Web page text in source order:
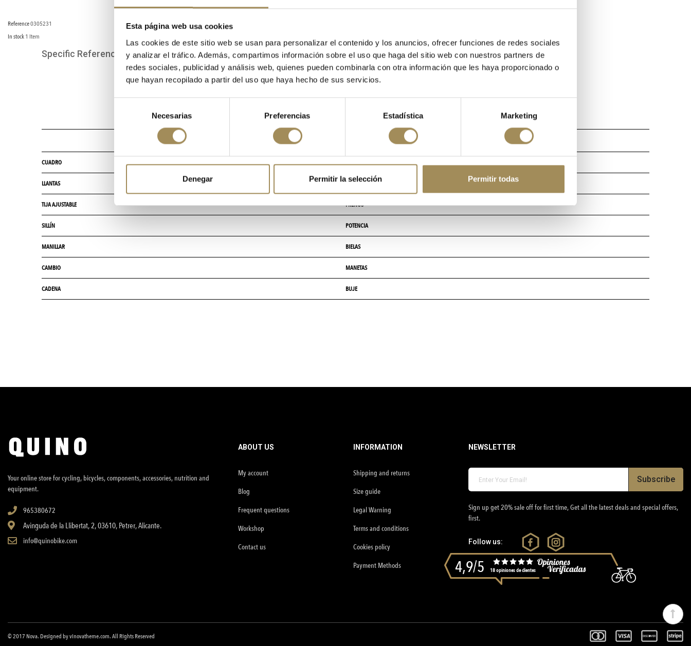
Esta página web usa cookies
Las cookies de este sitio web se usan para personalizar el contenido y los anuncios, ofrecer funciones de redes sociales
y analizar el tráfico. Además, compartimos información sobre el uso que haga del sitio web con nuestros partners de
redes sociales, publicidad y análisis web, quienes pueden combinarla con otra información que les haya proporcionado o
que hayan recopilado a partir del uso que haya hecho de sus servicios.
consentimiento
Necesarias Preferencias Estadística Marketing
Denegar Permitir la selección Permitir todas
Reference0305231
In stock1 Item
Specific References
BICICLETA CANNONDALE SUPERSIX EVO 3 RAW /26
CUADRO HORQUILLA
LLANTAS CUBIERTAS
TIJA AJUSTABLE FRENOS
SILLÍN POTENCIA
MANILLAR BIELAS
CAMBIO MANETAS
CADENA BUJE
Your online store for cycling, bicycles, components, accessories, nutrition and
equipment.
965380672
Avinguda de la Llibertat, 2, 03610, Petrer, Alicante.
info@quinobike.com
ABOUT US
My account
Blog
Frequent questions
Workshop
Contact us
INFORMATION
Shipping and returns
Size guide
Legal Warning
Terms and conditions
Cookies policy
Payment Methods
NEWSLETTER
Subscribe
Sign up get 20% sale off for first time, Get all the latest deals and special offers,
first.
Follow us:
4,9/5 18 opiniones de clientes
© 2017 Nova. Designed byvinovatheme.com. All Rights Reserved